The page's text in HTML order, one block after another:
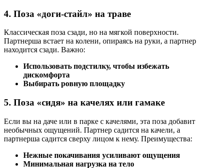
4. Поза «доги-стайл» на траве
Классическая поза сзади, но на мягкой поверхности.
Партнерша встает на колени, опираясь на руки, а партнер
находится сзади. Важно:
Использовать подстилку, чтобы избежать
дискомфорта
Выбирать ровную площадку
5. Поза «сидя» на качелях или гамаке
Если вы на даче или в парке с качелями, эта поза добавит
необычных ощущений. Партнер садится на качели, а
партнерша садится сверху лицом к нему. Преимущества:
Нежные покачивания усиливают ощущения
Минимальная нагрузка на тело